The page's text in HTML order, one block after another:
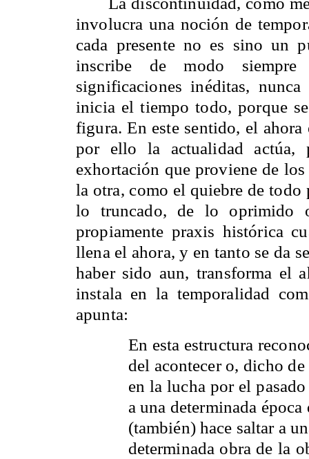
involucra una noción de
cada presente no es sino
inscribe de modo siempre
significaciones inéditas,
inicia el tiempo todo, porque
figura. En este sentido, el
por ello la actualidad
exhortación que proviene de
la otra, como el quiebre de
lo truncado, de lo oprimido
propiamente praxis histórica
llena el ahora, y en tanto se da
haber sido aun, transforma el
instala en la temporalidad
apunta:
En esta estructura
del acontecer o, dicho
en la lucha por el
a una determinada
(también) hace saltar a
determinada obra de la